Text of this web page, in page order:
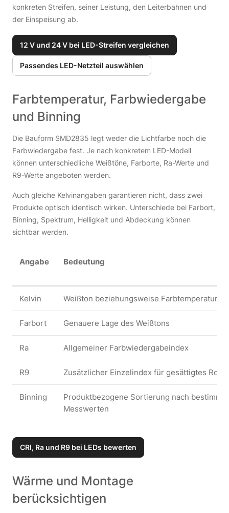
konkreten Streifen, seiner Leistung, den Leiterbahnen und
der Einspeisung ab.
12 V und 24 V bei LED-Streifen vergleichen
Passendes LED-Netzteil auswählen
Farbtemperatur, Farbwiedergabe
und Binning
Die Bauform SMD2835 legt weder die Lichtfarbe noch die
Farbwiedergabe fest. Je nach konkretem LED-Modell
können unterschiedliche Weißtöne, Farborte, Ra-Werte und
R9-Werte angeboten werden.
Auch gleiche Kelvinangaben garantieren nicht, dass zwei
Produkte optisch identisch wirken. Unterschiede bei Farbort,
Binning, Spektrum, Helligkeit und Abdeckung können
sichtbar werden.
Angabe Bedeutung
Kelvin Weißton beziehungsweise Farbtemperatur
Farbort Genauere Lage des Weißtons
Ra Allgemeiner Farbwiedergabeindex
R9 Zusätzlicher Einzelindex für gesättigtes Rot
Binning
Produktbezogene Sortierung nach
Messwerten
CRI, Ra und R9 bei LEDs bewerten
Wärme und Montage
berücksichtigen